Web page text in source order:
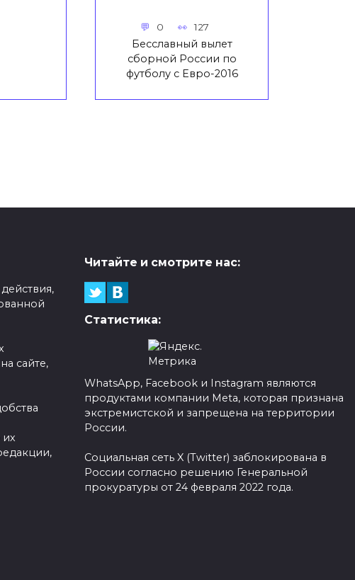
0 127
Бесславный вылет
сборной России по
футболу с Евро-2016
сайте,
Читайте и смотрите нас:
Статистика:
WhatsApp, Facebook и Instagram являются
продуктами компании Meta, которая признана
экстремистской и запрещена на территории
России.
Социальная сеть X (Twitter) заблокирована в
России согласно решению Генеральной
прокуратуры от 24 февраля 2022 года.